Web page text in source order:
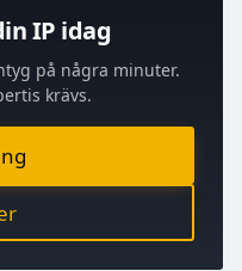
IP idag
på några minuter.
krävs.